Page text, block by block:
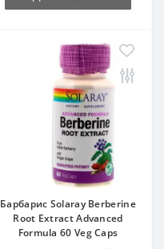
Барбарис Solaray Berberine
Root Extract Advanced
Formula 60 Veg Caps